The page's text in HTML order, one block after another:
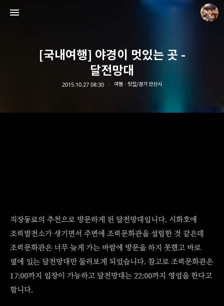
[국내여행] 야경이 멋있는 곳 -
달전망대
2015.10.27 08:30 여행 · 맛집/경기 안산시
직장동료의 추천으로 방문하게 된 달전망대입니다. 시화호에
조력발전소가 생기면서 주변에 조력문화관을 설립한 것 같은데
조력문화관은 너무 늦게 가는 바람에 방문을 하지 못했고 바로
옆에 있는 달전망대만 둘러보게 되었습니다. 참고로 조력문화관은
17:00까지 입장이 가능하고 달전망대는 22:00까지 영업을 한다고
합니다.
담덕이의 탐방일지